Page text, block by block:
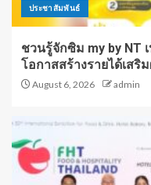
ประชาสัมพันธ์
ชวนรู้จักซิม my by NT
โอกาสสร้างรายได้เสริ
August 6, 2026 admin